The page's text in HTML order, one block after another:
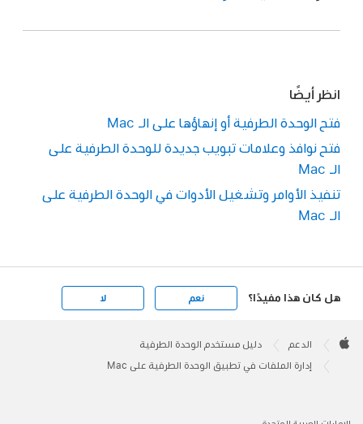
انظر أيضًا
فتح الوحدة الطرفية أو إنهاؤها على الـ Mac
فتح نوافذ وعلامات تبويب جديدة للوحدة الطرفية على
الـ Mac
تنفيذ الأوامر وتشغيل الأدوات في الوحدة الطرفية على
الـ Mac
هل كان هذا مفيدًا؟ نعم لا
Footer

الدعم دليل مستخدم الوحدة الطرفية
إدارة الملفات في تطبيق الوحدة الطرفية على Mac